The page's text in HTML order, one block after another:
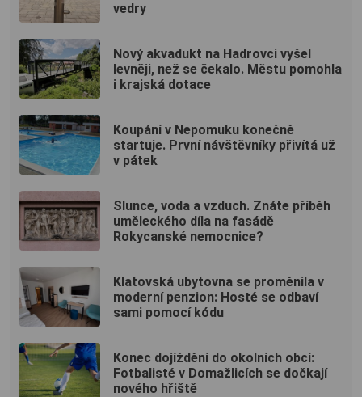
vedry
Nový akvadukt na Hadrovci vyšel
levněji, než se čekalo. Městu pomohla
i krajská dotace
Koupání v Nepomuku konečně
startuje. První návštěvníky přivítá už
v pátek
Slunce, voda a vzduch. Znáte příběh
uměleckého díla na fasádě
Rokycanské nemocnice?
Klatovská ubytovna se proměnila v
moderní penzion: Hosté se odbaví
sami pomocí kódu
Konec dojíždění do okolních obcí:
Fotbalisté v Domažlicích se dočkají
nového hřiště